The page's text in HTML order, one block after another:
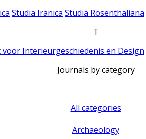
Studia Iranica Studia Rosenthaliana
T
Interieurgeschiedenis en Design
Journals by category
All categories
Archaeology